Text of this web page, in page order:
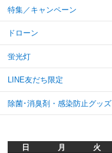
特集／キャンペーン
ドローン
蛍光灯
LINE友だち限定
除菌･消臭剤・感染防止グッズ
日
月 火